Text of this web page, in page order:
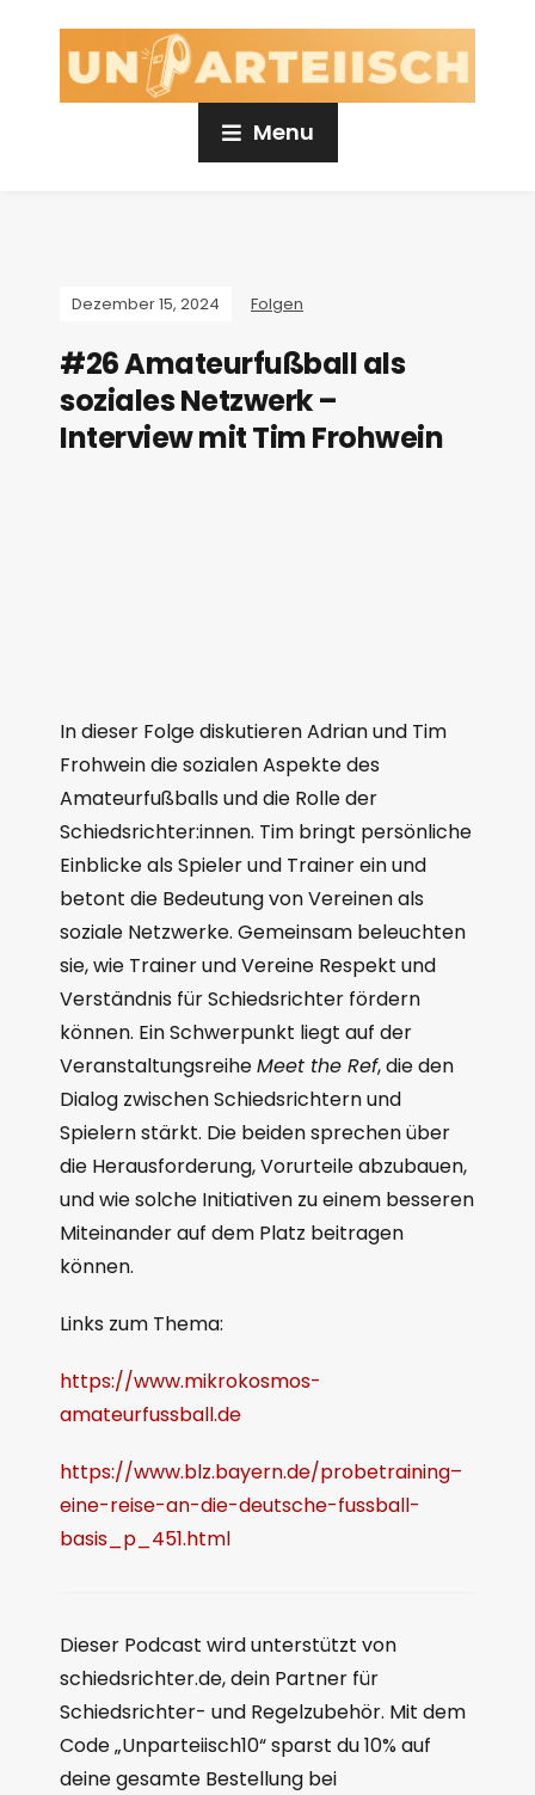
Menu
Dezember 15, 2024 Folgen
#26 Amateurfußball als
soziales Netzwerk –
Interview mit Tim Frohwein
In dieser Folge diskutieren Adrian und Tim
Frohwein die sozialen Aspekte des
Amateurfußballs und die Rolle der
Schiedsrichter:innen. Tim bringt persönliche
Einblicke als Spieler und Trainer ein und
betont die Bedeutung von Vereinen als
soziale Netzwerke. Gemeinsam beleuchten
sie, wie Trainer und Vereine Respekt und
Verständnis für Schiedsrichter fördern
können. Ein Schwerpunkt liegt auf der
VeranstaltungsreiheMeet the Ref, die den
Dialog zwischen Schiedsrichtern und
Spielern stärkt. Die beiden sprechen über
die Herausforderung, Vorurteile abzubauen,
und wie solche Initiativen zu einem besseren
Miteinander auf dem Platz beitragen
können.
Links zum Thema:
https://www.mikrokosmos-
amateurfussball.de
https://www.blz.bayern.de/probetraining–
eine-reise-an-die-deutsche-fussball-
basis_p_451.html
Dieser Podcast wird unterstützt von
schiedsrichter.de, dein Partner für
Schiedsrichter- und Regelzubehör. Mit dem
Code „Unparteiisch10“ sparst du 10% auf
deine gesamte Bestellung bei